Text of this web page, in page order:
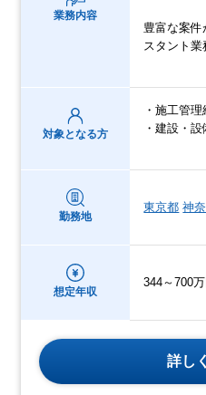
業務内容
豊富な案
スタント業
対象となる方
・施工管
・建設・
勤務地
東京都 神
想定年収
344～700万
詳し